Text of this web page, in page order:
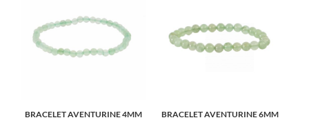
BRACELET AVENTURINE 4MM
BRACELET AVENTURINE 6MM